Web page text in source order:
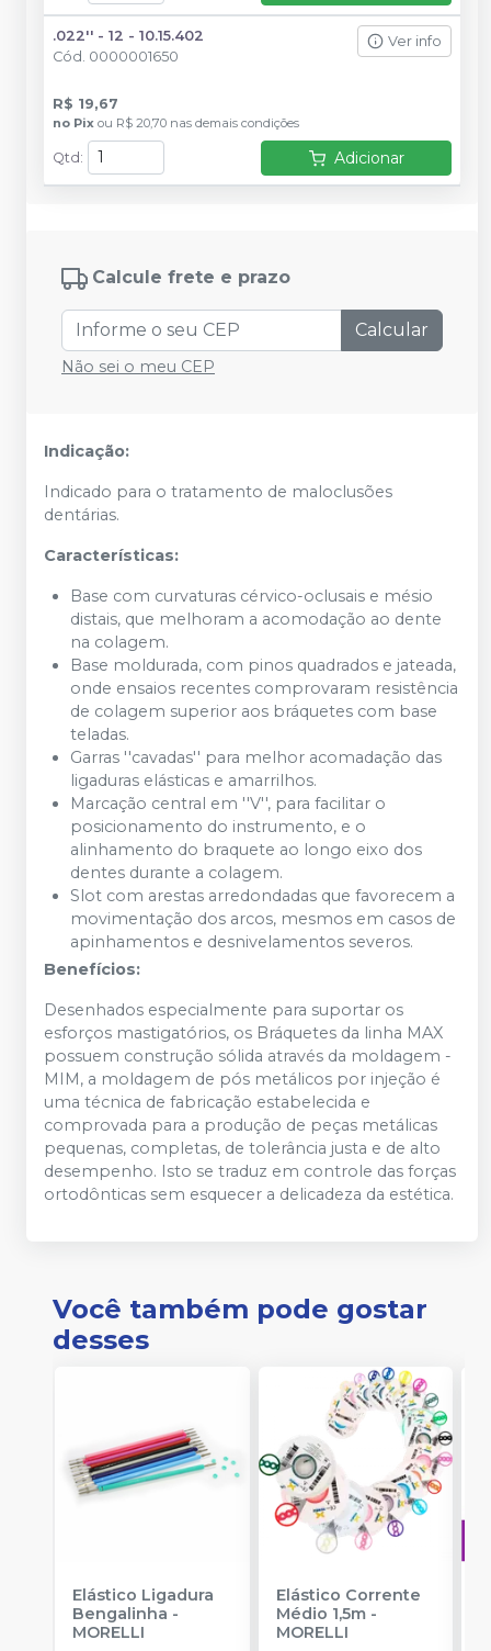
.022'' - 12 - 10.15.402
Cód. 0000001650
Ver info
R$ 19,67
no Pix ou R$ 20,70 nas demais condições
Qtd : Adicionar
Calcule frete e prazo
Calcular
Não sei o meu CEP
Indicação:
Indicado para o tratamento de maloclusões
dentárias.
Características:
Base com curvaturas cérvico-oclusais e mésio
distais, que melhoram a acomodação ao dente
na colagem.
Base moldurada, com pinos quadrados e jateada,
onde ensaios recentes comprovaram resistência
de colagem superior aos bráquetes com base
teladas.
Garras ''cavadas'' para melhor acomadação das
ligaduras elásticas e amarrilhos.
Marcação central em ''V'', para facilitar o
posicionamento do instrumento, e o
alinhamento do braquete ao longo eixo dos
dentes durante a colagem.
Slot com arestas arredondadas que favorecem a
movimentação dos arcos, mesmos em casos de
apinhamentos e desnivelamentos severos.
Benefícios:
Desenhados especialmente para suportar os
esforços mastigatórios, os Bráquetes da linha MAX
possuem construção sólida através da moldagem -
MIM, a moldagem de pós metálicos por injeção é
uma técnica de fabricação estabelecida e
comprovada para a produção de peças metálicas
pequenas, completas, de tolerância justa e de alto
desempenho. Isto se traduz em controle das forças
ortodônticas sem esquecer a delicadeza da estética.
Você também pode gostar
desses
Elástico Ligadura
Bengalinha -
MORELLI
Elástico Corrente
Médio 1,5m-
MORELLI